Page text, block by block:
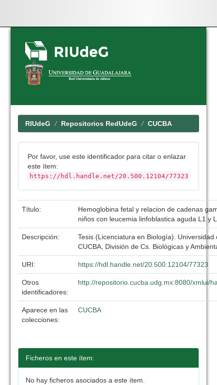
Skip
navigation
RIUdeG Repositorios RedUdeG CUCBA
Por favor, use este identificador para citar o enlazar
este ítem:
https://hdl.handle.net/20.500.12104/77323
Título:
Hemoglobina fetal y relacion de cadenas
niños con leucemia linfoblastica aguda L1 y
Descripción:
Tesis (Licenciatura en Biología). Universidad
CUCBA, División de Cs. Biológicas y
URI: https://hdl.handle.net/20.500.12104/77323
Otros
identificadores:
http://repositorio.cucba.udg.mx:8080/xmlui/
Aparece en las
colecciones:
CUCBA
Ficheros en este ítem:
No hay ficheros asociados a este ítem.